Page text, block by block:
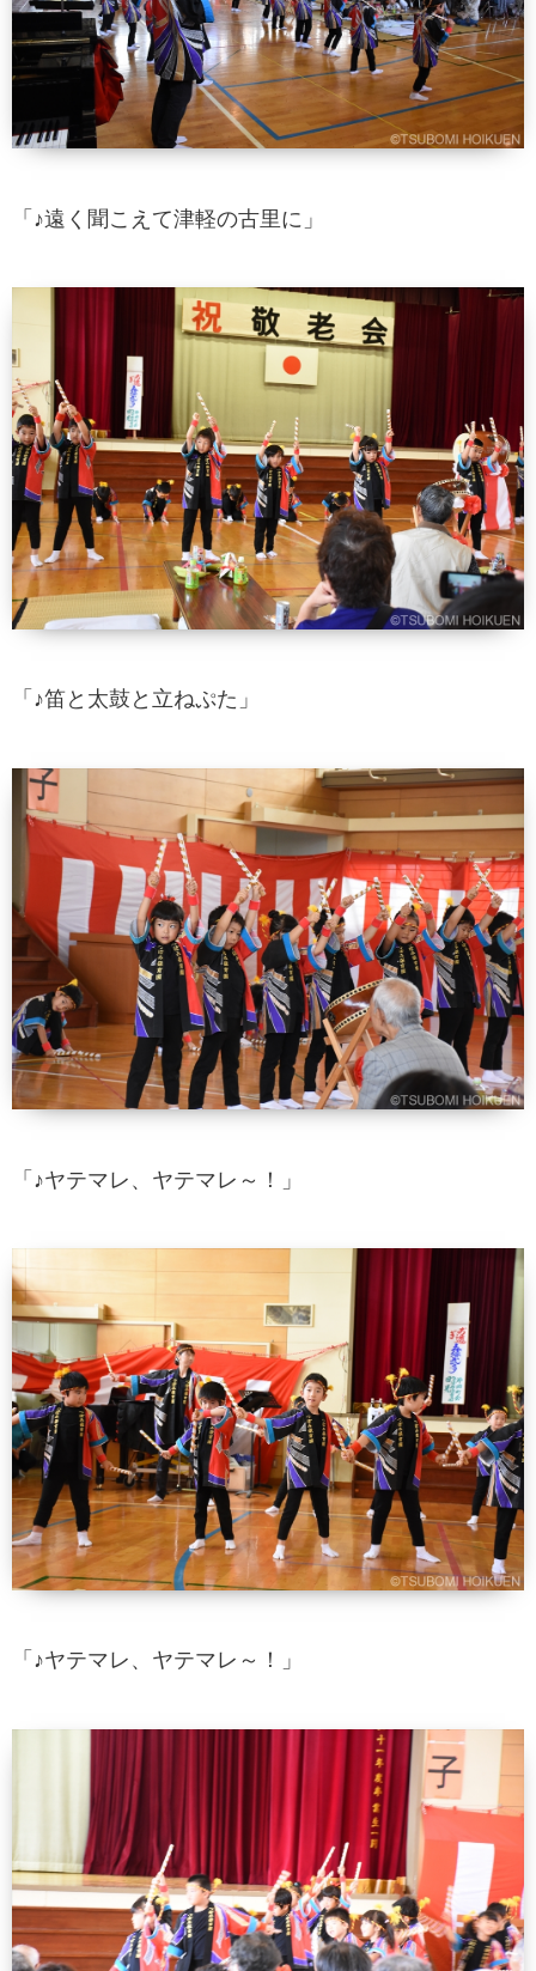
「♪遠く聞こえて津軽の古里に」
「♪笛と太鼓と立ねぷた」
「♪ヤテマレ、ヤテマレ～！」
「♪ヤテマレ、ヤテマレ～！」